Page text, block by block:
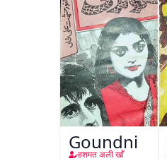
Goundni
हशमत अली खाँ